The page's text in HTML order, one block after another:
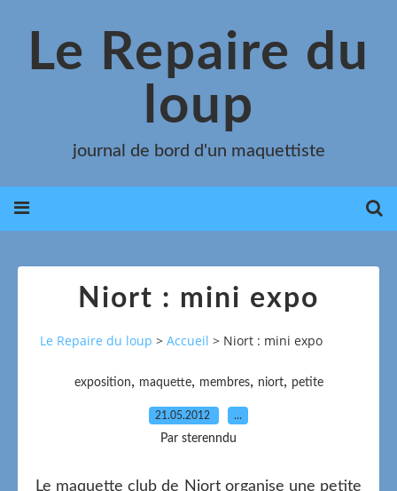
Le Repaire du
loup
journal de bord d'un maquettiste
Niort : mini expo
Le Repaire du loup > Accueil > Niort : mini expo
exposition, maquette, membres, niort, petite
21.05.2012 …
Par sterenndu
Le maquette club de Niort organise une petite